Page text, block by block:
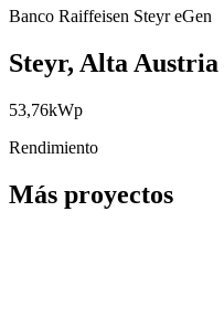
Banco Raiffeisen Steyr eGen
Steyr, Alta Austria
53,76kWp
Rendimiento
Más proyectos